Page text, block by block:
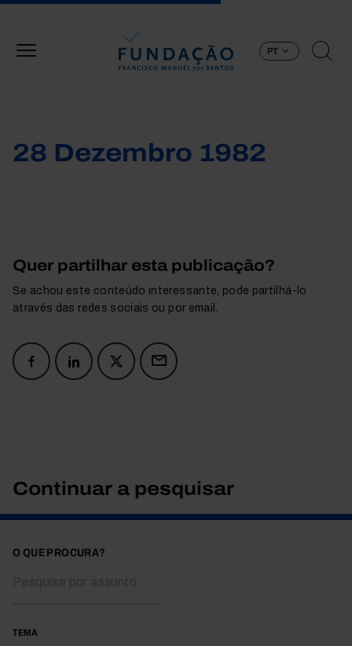
PT
28 Dezembro 1982
Quer partilhar esta publicação?
Se achou este conteúdo interessante, pode partilhá-lo
através das redes sociais ou por email.
Continuar a pesquisar
O QUE PROCURA?
TEMA